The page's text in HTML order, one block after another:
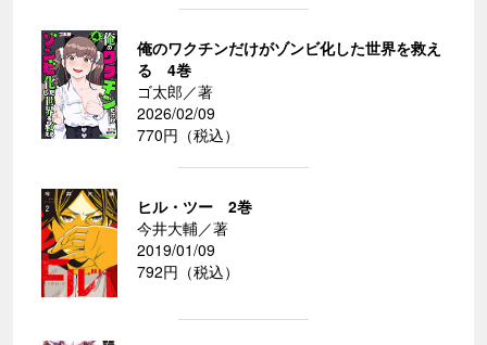
俺のワクチンだけがゾンビ化した世界を救え
る 4巻
ゴ太郎／著
2026/02/09
770円（税込）
ヒル・ツー 2巻
今井大輔／著
2019/01/09
792円（税込）